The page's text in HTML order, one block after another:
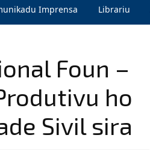
Imprensa Librariu
Foun –
ho
Sivil sira